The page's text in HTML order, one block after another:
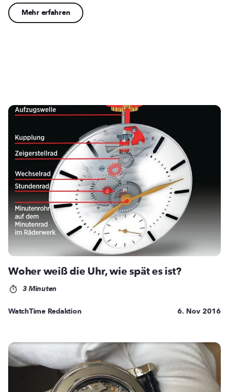
Mehr erfahren
Woher weiß die Uhr, wie spät es ist?
3 Minuten
WatchTime Redaktion 6. Nov 2016